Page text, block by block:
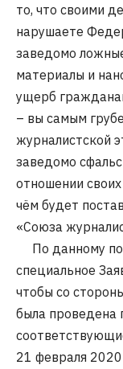
то, что своими
нарушаете
заведомо
материалы и
ущерб
– вы самым
журналистской
заведомо
отношении
чём будет
«Союза
По данному
специальное
чтобы со
была проведена
21 февраля 2020